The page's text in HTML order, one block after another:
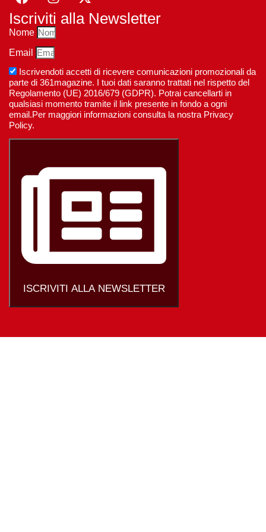
Iscriviti alla Newsletter
Nome
Email
Iscrivendoti accetti di ricevere comunicazioni promozionali da
parte di 361magazine. I tuoi dati saranno trattati nel rispetto del
Regolamento (UE) 2016/679 (GDPR). Potrai cancellarti in
qualsiasi momento tramite il link presente in fondo a ogni
email.Per maggiori informazioni consulta la nostra Privacy
Policy.
ISCRIVITI ALLA NEWSLETTER